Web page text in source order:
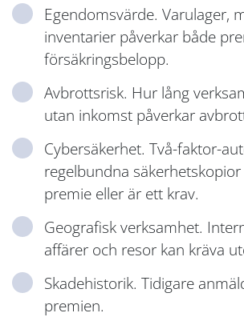
Egendomsvärde. Varulager,
inventarier påverkar både
försäkringsbelopp.
Avbrottsrisk. Hur lång
utan inkomst påverkar
Cybersäkerhet. Två-faktor-
regelbundna
premie eller är ett krav.
Geografisk verksamhet.
affärer och resor kan kräva
Skadehistorik. Tidigare
premien.